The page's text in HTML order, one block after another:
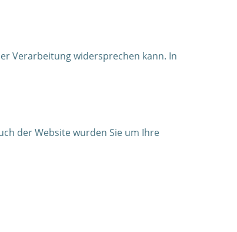
Verarbeitung widersprechen kann. In
der Website wurden Sie um Ihre